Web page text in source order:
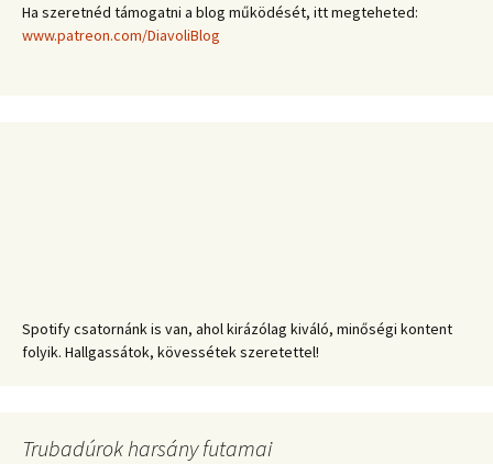
Ha szeretnéd támogatni a blog működését, itt megteheted:
www.patreon.com/DiavoliBlog
Spotify csatornánk is van, ahol kirázólag kiváló, minőségi kontent
folyik. Hallgassátok, kövessétek szeretettel!
Trubadúrok harsány futamai